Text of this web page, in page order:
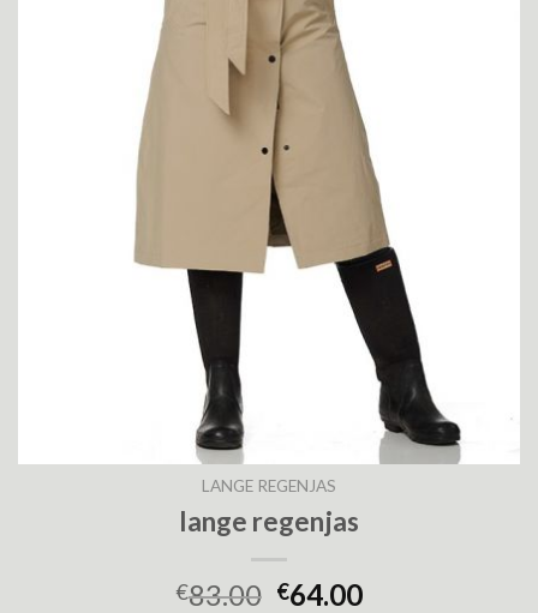
LANGE REGENJAS
lange regenjas
€83.00 €64.00